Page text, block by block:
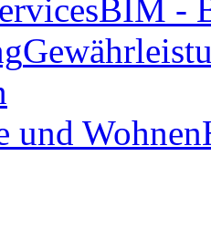
BIM -
und Wohnen